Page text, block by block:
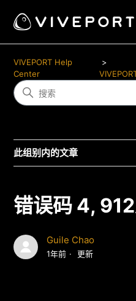
VIVEPORT Help
Center
此组别内的文章
错误码 4,
Guile Chao
1年前 更新